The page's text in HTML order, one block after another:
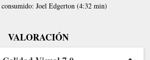
Joel Edgerton (4:32 min)
VALORACIÓN